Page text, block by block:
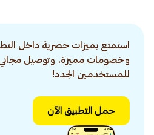
استمتع بميزات حصرية داخل
وخصومات مميزة. وتوصيل مجاني
للمستخدمين الجدد!
حمل التطبيق الآن